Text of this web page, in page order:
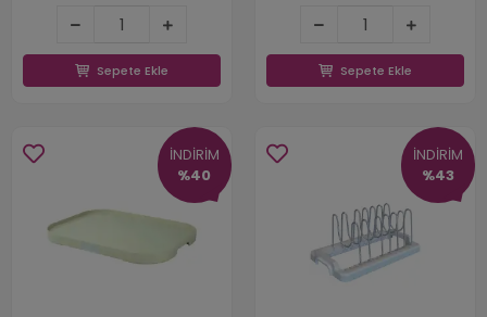
Sepete Ekle Sepete Ekle
İNDİRİM
%40
İNDİRİM
%43